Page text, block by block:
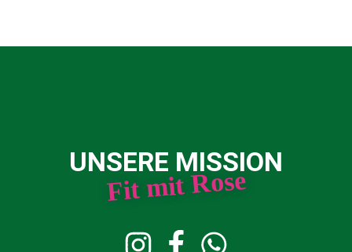
UNSERE MISSION
Fit mit Rose